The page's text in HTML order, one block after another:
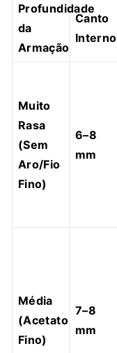
Profundidade
da
Armação
Canto
Interno
Muito
Rasa
(Sem
Aro/Fio
Fino)
6–8
mm
Média
(Acetato
Fino)
7–8
mm